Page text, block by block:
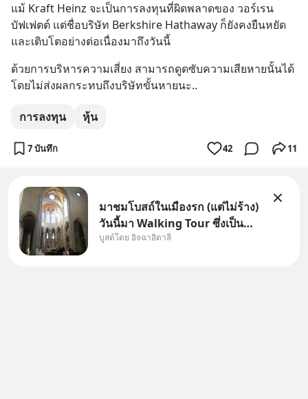
แม้ Kraft Heinz จะเป็นการลงทุนที่ผิดพลาดของ วอร์เรน
บัฟเฟตต์ แต่ชื่อบริษัท Berkshire Hathaway ก็ยังคงยืนหยัด
และเติบโตอย่างต่อเนื่องมาถึงวันนี้
ด้วยการบริหารความเสี่ยง สามารถดูดซับความเสียหายนั้นได้
โดยไม่ส่งผลกระทบถึงบริษัทขั้นหายนะ..
การลงทุน หุ้น
7 บันทึก 42 11
มาชมโบสถ์ในเมืองรก (แต่ไม่ร้าง)
วันนี้มา Walking Tour ซึ่งเป็น
กิจกรรมสุดแสนจะโปรดปรานของ
บูสต์โดย อิจฉาอิตาลี